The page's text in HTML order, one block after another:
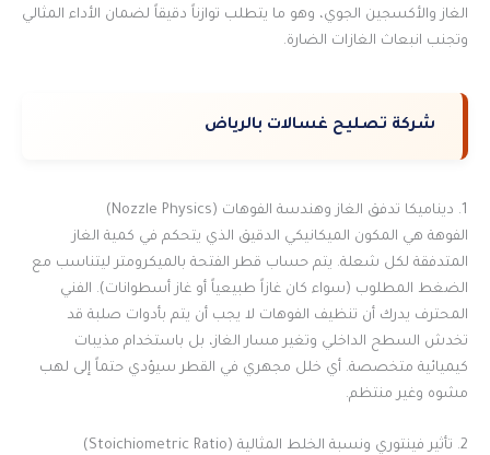
الغاز والأكسجين الجوي، وهو ما يتطلب توازناً دقيقاً لضمان الأداء المثالي
وتجنب انبعاث الغازات الضارة.
شركة تصليح غسالات بالرياض
1. ديناميكا تدفق الغاز وهندسة الفوهات (Nozzle Physics)
الفوهة هي المكون الميكانيكي الدقيق الذي يتحكم في كمية الغاز
المتدفقة لكل شعلة. يتم حساب قطر الفتحة بالميكرومتر ليتناسب مع
الضغط المطلوب (سواء كان غازاً طبيعياً أو غاز أسطوانات). الفني
المحترف يدرك أن تنظيف الفوهات لا يجب أن يتم بأدوات صلبة قد
تخدش السطح الداخلي وتغير مسار الغاز، بل باستخدام مذيبات
كيميائية متخصصة. أي خلل مجهري في القطر سيؤدي حتماً إلى لهب
مشوه وغير منتظم.
2. تأثير فينتوري ونسبة الخلط المثالية (Stoichiometric Ratio)